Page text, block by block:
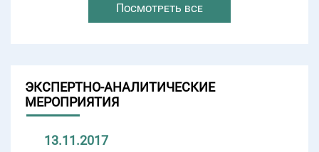
Посмотреть все
ЭКСПЕРТНО-АНАЛИТИЧЕСКИЕ
МЕРОПРИЯТИЯ
13.11.2017